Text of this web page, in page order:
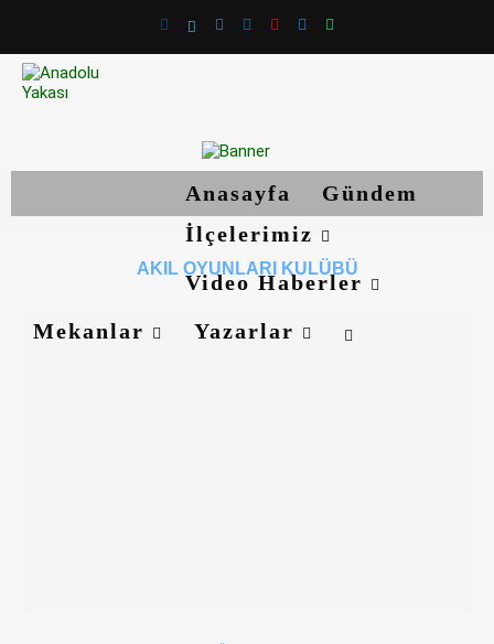
Anasayfa
Gündem
İlçelerimiz
Video Haberler
Mekanlar
Yazarlar
AKIL OYUNLARI KULÜBÜ